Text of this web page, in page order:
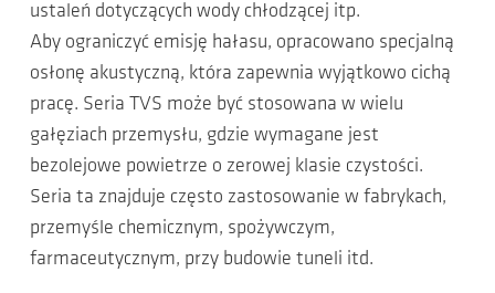
ustaleń dotyczących wody chłodzącej itp.
Aby ograniczyć emisję hałasu, opracowano specjalną
osłonę akustyczną, która zapewnia wyjątkowo cichą
pracę. Seria TVS może być stosowana w wielu
gałęziach przemysłu, gdzie wymagane jest
bezolejowe powietrze o zerowej klasie czystości.
Seria ta znajduje często zastosowanie w fabrykach,
przemyśle chemicznym, spożywczym,
farmaceutycznym, przy budowie tuneli itd.